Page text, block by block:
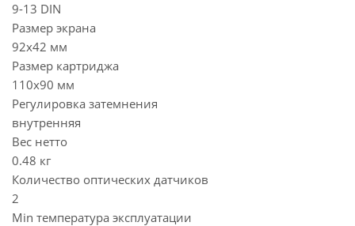
9-13 DIN
Размер экрана
92х42 мм
Размер картриджа
110х90 мм
Регулировка затемнения
внутренняя
Вес нетто
0.48 кг
Количество оптических датчиков
2
Min температура эксплуатации